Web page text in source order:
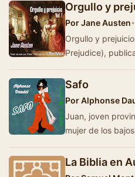
Orgullo y
PorJane Austen•
Orgullo y
Prejudice),
Safo
PorAlphonse
Juan, joven
mujer de los
La Biblia en